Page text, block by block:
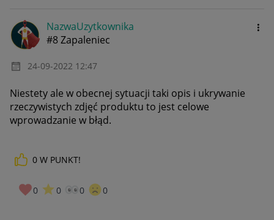
NazwaUzytkownika
#8 Zapaleniec
‎24-09-2022 12:47
Niestety ale w obecnej sytuacji taki opis i ukrywanie
rzeczywistych zdjęć produktu to jest celowe
wprowadzanie w błąd.
0 W PUNKT!
0 0 0 0